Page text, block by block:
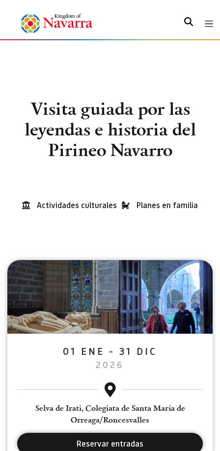
Search
Visita guiada por las
leyendas e historia del
Pirineo Navarro
Actividades culturales Planes en familia
01 ENE - 31 DIC
2026
Selva de Irati, Colegiata de Santa María de
Orreaga/Roncesvalles
Reservar entradas